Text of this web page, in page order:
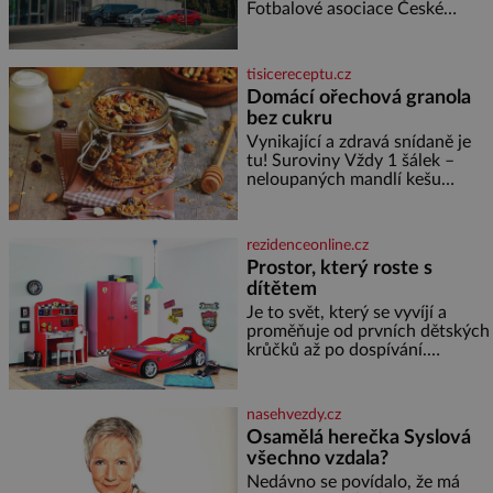
smrti
Fotbalové asociace České
asociace, reprezentačních týmů
i českého fotbalu v regionech.
Partner
tisicereceptu.cz
Domácí ořechová granola
bez cukru
Vynikající a zdravá snídaně je
tu! Suroviny Vždy 1 šálek –
neloupaných mandlí kešu
semínek dýně rozinek 3 šálky
ovesných vloček 1 lžíce mlet
rezidenceonline.cz
Prostor, který roste s
dítětem
Je to svět, který se vyvíjí a
proměňuje od prvních dětských
krůčků až po dospívání.
soustředění i odpočinek a
reaguje na každou etapu života
a specifické potřeby dítěte. Pro
nejmenší je klíčová
jednoduchost, měkkost a
nasehvezdy.cz
Osamělá herečka Syslová
všechno vzdala?
Nedávno se povídalo, že má